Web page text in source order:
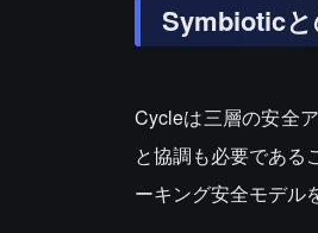
Symbioticと
Cycleは三層の安全
と協調も必要である
ーキング安全モデル